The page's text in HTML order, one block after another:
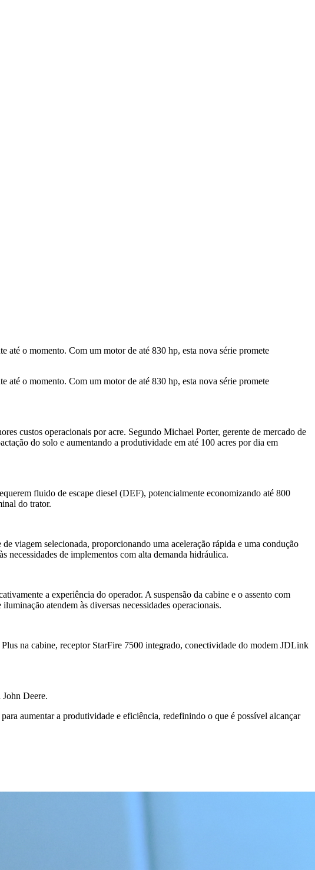
até o momento. Com um motor de até 830 hp, esta nova série promete
até o momento. Com um motor de até 830 hp, esta nova série promete
custos operacionais por acre. Segundo Michael Porter, gerente de mercado de
do solo e aumentando a produtividade em até 100 acres por dia em
fluido de escape diesel (DEF), potencialmente economizando até 800
do trator.
viagem selecionada, proporcionando uma aceleração rápida e uma condução
de implementos com alta demanda hidráulica.
a experiência do operador. A suspensão da cabine e o assento com
atendem às diversas necessidades operacionais.
na cabine, receptor StarFire 7500 integrado, conectividade do modem JDLink
Deere.
aumentar a produtividade e eficiência, redefinindo o que é possível alcançar